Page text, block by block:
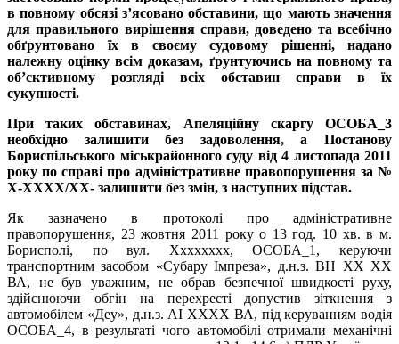
в повному обсязі з’ясовано обставини, що мають значення
для правильного вирішення справи, доведено та всебічно
обґрунтовано їх в своєму судовому рішенні, надано
належну оцінку всім доказам, ґрунтуючись на повному та
об’єктивному розгляді всіх обставин справи в їх
сукупності.
При таких обставинах, Апеляційну скаргу ОСОБА_3
необхідно залишити без задоволення, а Постанову
Бориспільського міськрайонного суду від 4 листопада 2011
року по справі про адміністративне правопорушення за №
X-XXXX/XX- залишити без змін, з наступних підстав.
Як зазначено в протоколі про адміністративне
правопорушення, 23 жовтня 2011 року о 13 год. 10 хв. в м.
Борисполі, по вул. Xxxxxxxx, ОСОБА_1, керуючи
транспортним засобом «Субару Імпреза», д.н.з. ВН XX XX
ВА, не був уважним, не обрав безпечної швидкості руху,
здійснюючи обгін на перехресті допустив зіткнення з
автомобілем «Деу», д.н.з. АІ XXXX ВА, під керуванням водія
ОСОБА_4, в результаті чого автомобілі отримали механічні